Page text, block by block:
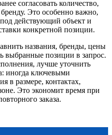
согласовать количество,
Это особенно важно,
под действующий объект и
конкретной позиции.
названия, бренды, цены
выбранные позиции в запрос.
лучше уточнить
иногда ключевыми
в размере, контактах,
Это экономит время при
заказа.